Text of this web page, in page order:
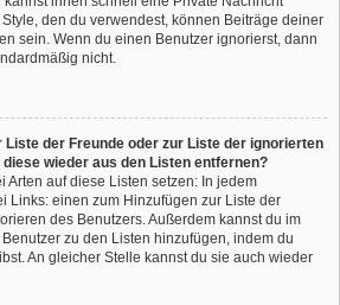
den du verwendest, können Beiträge deiner
sein. Wenn du einen Benutzer ignorierst, dann
nicht.
Liste der Freunde oder zur Liste der ignorierten
wieder aus den Listen entfernen?
Arten auf diese Listen setzen: In jedem
Links: einen zum Hinzufügen zur Liste der
des Benutzers. Außerdem kannst du im
zu den Listen hinzufügen, indem du
An gleicher Stelle kannst du sie auch wieder